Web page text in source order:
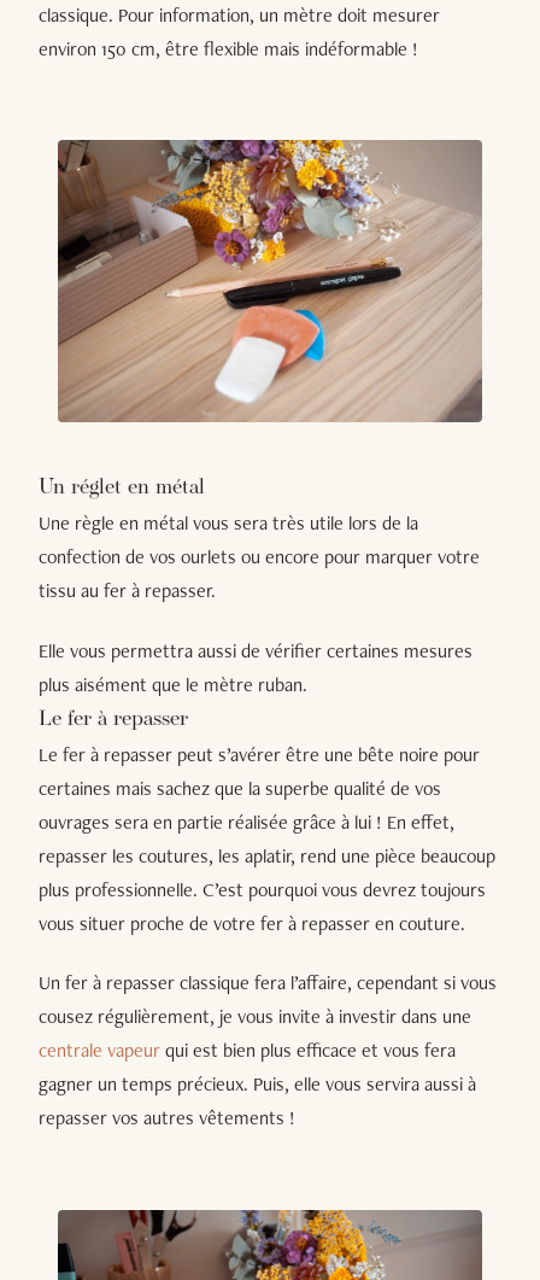
classique. Pour information, un mètre doit mesurer
environ 150 cm, être flexible mais indéformable !
Un réglet en métal
Une règle en métal vous sera très utile lors de la
confection de vos ourlets ou encore pour marquer votre
tissu au fer à repasser.
Elle vous permettra aussi de vérifier certaines mesures
plus aisément que le mètre ruban.
Le fer à repasser
Le fer à repasser peut s’avérer être une bête noire pour
certaines mais sachez que la superbe qualité de vos
ouvrages sera en partie réalisée grâce à lui ! En effet,
repasser les coutures, les aplatir, rend une pièce beaucoup
plus professionnelle. C’est pourquoi vous devrez toujours
vous situer proche de votre fer à repasser en couture.
Un fer à repasser classique fera l’affaire, cependant si vous
cousez régulièrement, je vous invite à investir dans une
centrale vapeurqui est bien plus efficace et vous fera
gagner un temps précieux. Puis, elle vous servira aussi à
repasser vos autres vêtements !